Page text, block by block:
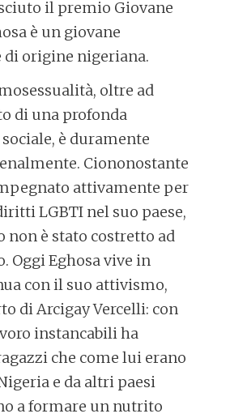
il premio Giovane
è un giovane
di origine nigeriana.
oltre ad
di una profonda
è duramente
Ciononostante
attivamente per
LGBTI nel suo paese,
non è stato costretto ad
Oggi Eghosa vive in
con il suo attivismo,
di Arcigay Vercelli: con
instancabili ha
che come lui erano
e da altri paesi
a formare un nutrito